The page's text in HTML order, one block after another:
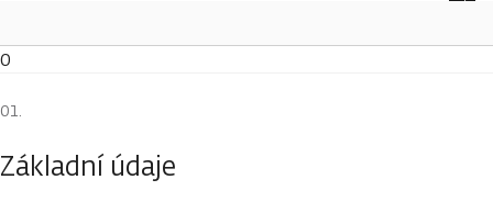
0
Základní údaje